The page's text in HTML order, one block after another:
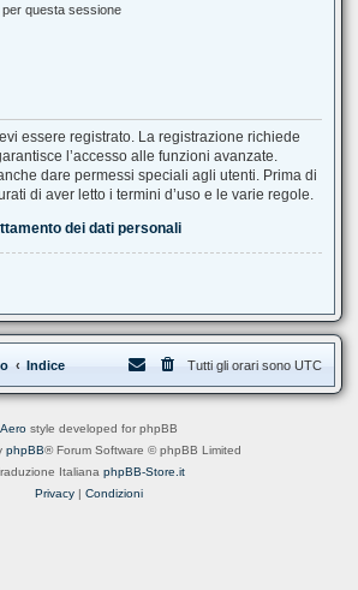
questa sessione
essere registrato. La registrazione richiede
l’accesso alle funzioni avanzate.
dare permessi speciali agli utenti. Prima di
di aver letto i termini d’uso e le varie regole.
dei dati personali
Indice Tutti gli orari sono UTC
Aero style developed for phpBB
phpBB® Forum Software © phpBB Limited
Italiana phpBB-Store.it
Privacy | Condizioni